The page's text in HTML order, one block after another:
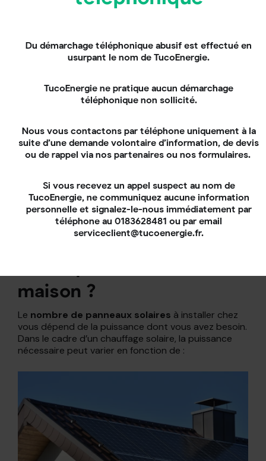
la situation géographique de votre logement.
du sud de la France, vos besoins en chauffage sont
très certainement moins conséquents que si vous
nord. Résultat, le
type de chauffage d’appoint
utilisé pourra varier d’un projet à un autre.
économique
s’offrent à vous :
le poêle à granulés ou à bûches ;
l’insert ou le foyer fermé ;
capteurs thermiques uniquement).
Combien de panneaux
solaires photovoltaïques
maison ?
Le nombre de panneaux solaires à installer chez
vous dépend de la puissance dont vous avez besoin.
Dans le cadre d’un chauffage solaire, la puissance
nécessaire peut varier en fonction de :
Du démarchage téléphonique abusif est effectué en
usurpant le nom de TucoEnergie.
TucoEnergie ne pratique aucun démarchage
téléphonique non sollicité.
Nous vous contactons par téléphone uniquement à la
suite d’une demande volontaire d’information, de devis
ou de rappel via nos partenaires ou nos formulaires.
Si vous recevez un appel suspect au nom de
TucoEnergie, ne communiquez aucune information
personnelle et signalez-le-nous immédiatement par
téléphone au 0183628481 ou par email
serviceclient@tucoenergie.fr.